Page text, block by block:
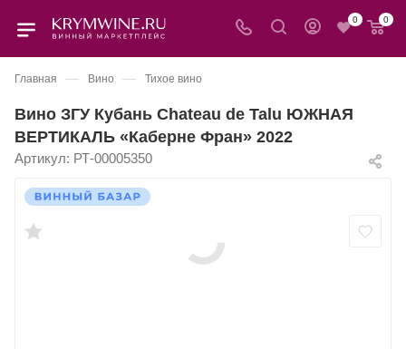
0 0
Главная — Вино — Тихое вино
Вино ЗГУ Кубань Chateau de Talu ЮЖНАЯ
ВЕРТИКАЛЬ «Каберне Фран» 2022
Артикул: РТ-00005350